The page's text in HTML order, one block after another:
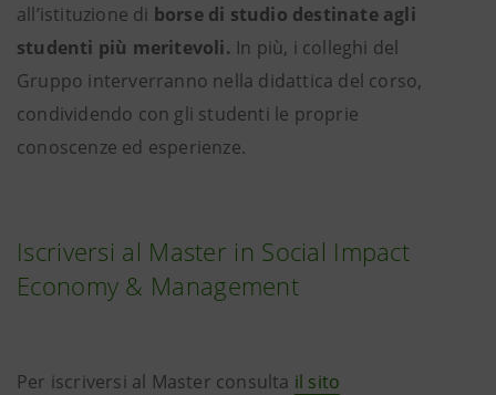
all’istituzione di borse di studio destinate agli
studenti più meritevoli. In più, i colleghi del
Gruppo interverranno nella didattica del corso,
condividendo con gli studenti le proprie
conoscenze ed esperienze.
Iscriversi al Master in Social Impact
Economy & Management
Per iscriversi al Master consulta il sito